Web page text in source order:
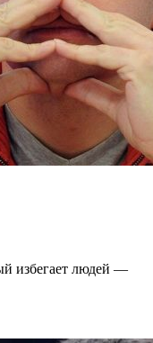
избегает людей —